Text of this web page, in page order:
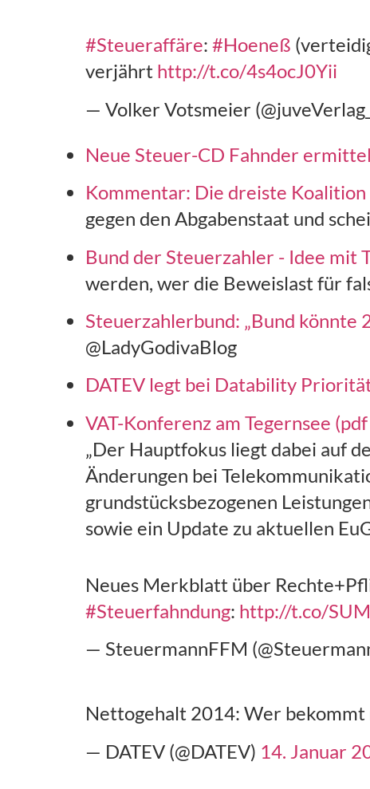
#Steueraffäre:#Hoeneß
verjährt http://t.co/4s4ocJ0Yii
— Volker Votsmeier
Neue Steuer-CD Fahnder
Kommentar: Die dreiste
gegen den Abgabenstaat und
Bund der Steuerzahler - Idee mit
werden, wer die Beweislast für
Steuerzahlerbund: „Bund könnte
@LadyGodivaBlog
DATEV legt bei Datability
VAT-Konferenz am Tegernsee
„Der Hauptfokus liegt dabei auf
Änderungen bei
grundstücksbezogenen
sowie ein Update zu aktuellen
Neues Merkblatt über
#Steuerfahndung: http://t.co/
— SteuermannFFM
Nettogehalt 2014: Wer bekommt
— DATEV (@DATEV) 14. Januar